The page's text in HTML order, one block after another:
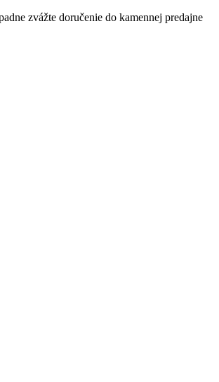
zvážte doručenie do kamennej predajne